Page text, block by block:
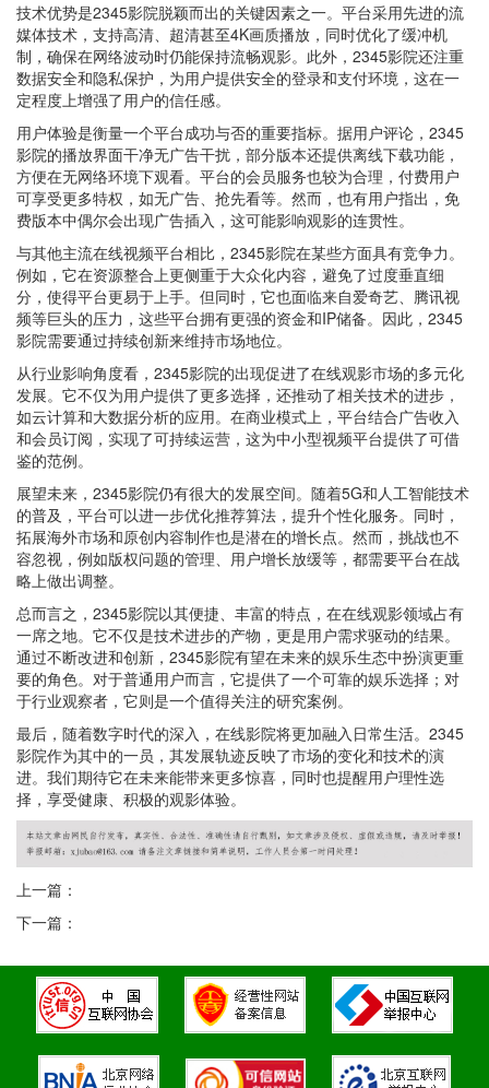
技术优势是2345影院脱颖而出的关键因素之一。平台采用先进的流
媒体技术，支持高清、超清甚至4K画质播放，同时优化了缓冲机
制，确保在网络波动时仍能保持流畅观影。此外，2345影院还注重
数据安全和隐私保护，为用户提供安全的登录和支付环境，这在一
定程度上增强了用户的信任感。
用户体验是衡量一个平台成功与否的重要指标。据用户评论，2345
影院的播放界面干净无广告干扰，部分版本还提供离线下载功能，
方便在无网络环境下观看。平台的会员服务也较为合理，付费用户
可享受更多特权，如无广告、抢先看等。然而，也有用户指出，免
费版本中偶尔会出现广告插入，这可能影响观影的连贯性。
与其他主流在线视频平台相比，2345影院在某些方面具有竞争力。
例如，它在资源整合上更侧重于大众化内容，避免了过度垂直细
分，使得平台更易于上手。但同时，它也面临来自爱奇艺、腾讯视
频等巨头的压力，这些平台拥有更强的资金和IP储备。因此，2345
影院需要通过持续创新来维持市场地位。
从行业影响角度看，2345影院的出现促进了在线观影市场的多元化
发展。它不仅为用户提供了更多选择，还推动了相关技术的进步，
如云计算和大数据分析的应用。在商业模式上，平台结合广告收入
和会员订阅，实现了可持续运营，这为中小型视频平台提供了可借
鉴的范例。
展望未来，2345影院仍有很大的发展空间。随着5G和人工智能技术
的普及，平台可以进一步优化推荐算法，提升个性化服务。同时，
拓展海外市场和原创内容制作也是潜在的增长点。然而，挑战也不
容忽视，例如版权问题的管理、用户增长放缓等，都需要平台在战
略上做出调整。
总而言之，2345影院以其便捷、丰富的特点，在在线观影领域占有
一席之地。它不仅是技术进步的产物，更是用户需求驱动的结果。
通过不断改进和创新，2345影院有望在未来的娱乐生态中扮演更重
要的角色。对于普通用户而言，它提供了一个可靠的娱乐选择；对
于行业观察者，它则是一个值得关注的研究案例。
最后，随着数字时代的深入，在线影院将更加融入日常生活。2345
影院作为其中的一员，其发展轨迹反映了市场的变化和技术的演
进。我们期待它在未来能带来更多惊喜，同时也提醒用户理性选
择，享受健康、积极的观影体验。
上一篇：
下一篇：